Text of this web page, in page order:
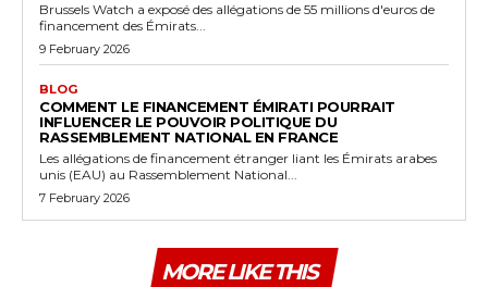
Brussels Watch a exposé des allégations de 55 millions d'euros de
financement des Émirats...
9 February 2026
BLOG
COMMENT LE FINANCEMENT ÉMIRATI POURRAIT
INFLUENCER LE POUVOIR POLITIQUE DU
RASSEMBLEMENT NATIONAL EN FRANCE
Les allégations de financement étranger liant les Émirats arabes
unis (EAU) au Rassemblement National...
7 February 2026
MORE LIKE THIS